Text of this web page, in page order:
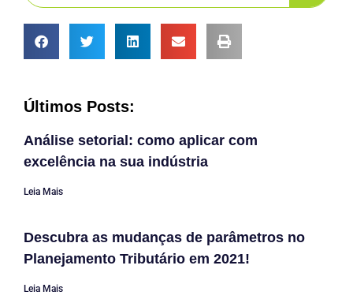
Últimos Posts:
Análise setorial: como aplicar com
excelência na sua indústria
Leia Mais
Descubra as mudanças de parâmetros no
Planejamento Tributário em 2021!
Leia Mais